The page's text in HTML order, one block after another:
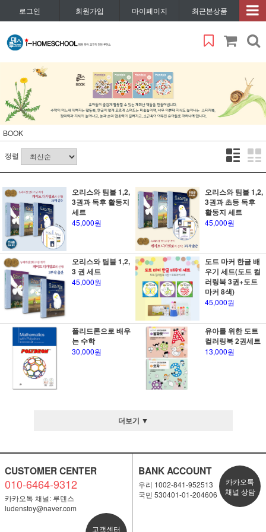
로그인 회원가입 마이페이지 최근본상품
BOOK
정렬
오리스와 팀블 1,2,
3권과 독후 활동지
세트
45,000원
오리스와 팀블 1,2,
3권과 초등 독후
활동지 세트
45,000원
오리스와 팀블 1,2,
3 권 세트
45,000원
도트 마커 한글 배
우기 세트(도트 컬
러링북 3권+도트
마커 8색)
45,000원
폴리드론으로 배우
는 수학
30,000원
유아를 위한 도트
컬러링북 2권세트
13,000원
더보기 ▼
CUSTOMER CENTER
010-6464-9312
카카오톡 채널: 루덴스
ludenstoy@naver.com
고객센터
BANK ACCOUNT
우리 1002-841-952513
국민 530401-01-204606
카카오톡
채널 상담